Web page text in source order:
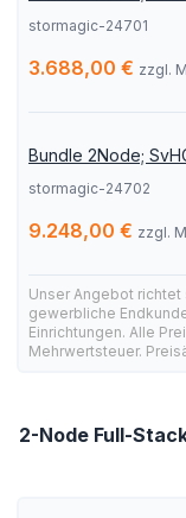
stormagic-24701
3.688,00 € zzgl.
Bundle 2Node;
stormagic-24702
9.248,00 € zzgl.
Unser Angebot
gewerbliche
Einrichtungen. Alle
Mehrwertsteuer.
2-Node Full-